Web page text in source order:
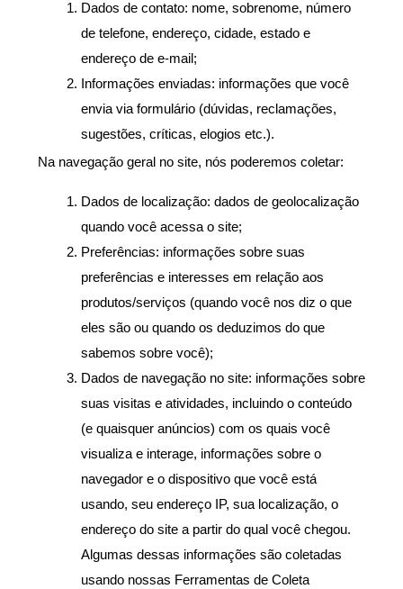
Dados de contato: nome, sobrenome, número
de telefone, endereço, cidade, estado e
endereço de e-mail;
Informações enviadas: informações que você
envia via formulário (dúvidas, reclamações,
sugestões, críticas, elogios etc.).
Na navegação geral no site, nós poderemos coletar:
Dados de localização: dados de geolocalização
quando você acessa o site;
Preferências: informações sobre suas
preferências e interesses em relação aos
produtos/serviços (quando você nos diz o que
eles são ou quando os deduzimos do que
sabemos sobre você);
Dados de navegação no site: informações sobre
suas visitas e atividades, incluindo o conteúdo
(e quaisquer anúncios) com os quais você
visualiza e interage, informações sobre o
navegador e o dispositivo que você está
usando, seu endereço IP, sua localização, o
endereço do site a partir do qual você chegou.
Algumas dessas informações são coletadas
usando nossas Ferramentas de Coleta